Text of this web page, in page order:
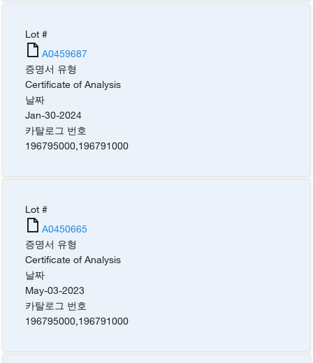
Lot #
A0459687
증명서 유형
Certificate of Analysis
날짜
Jan-30-2024
카탈로그 번호
196795000,196791000
Lot #
A0450665
증명서 유형
Certificate of Analysis
날짜
May-03-2023
카탈로그 번호
196795000,196791000